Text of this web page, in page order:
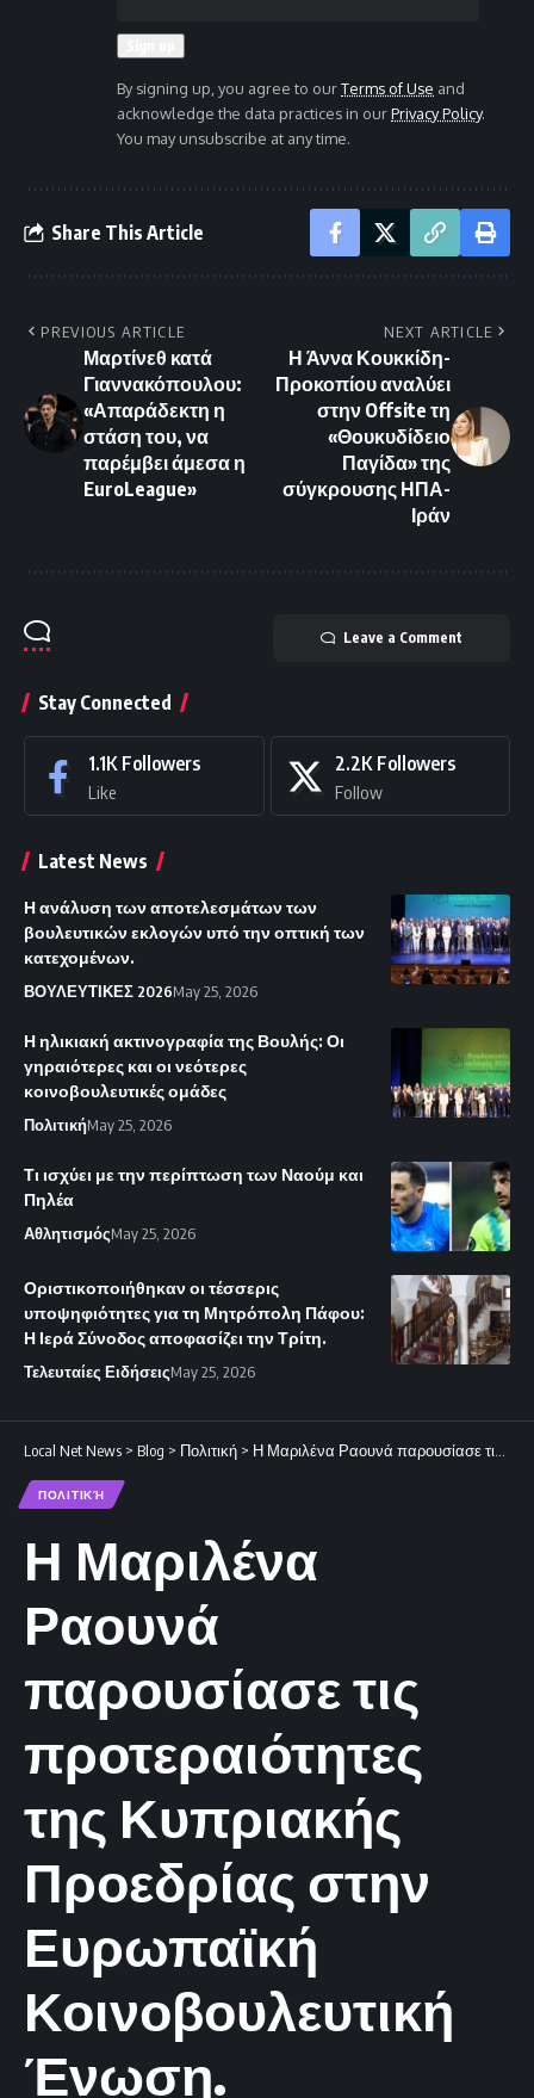
By signing up, you agree to ourTerms of Use and
acknowledge the data practices in ourPrivacy Policy.
You may unsubscribe at any time.
Share This Article
PREVIOUS ARTICLE
Μαρτίνεθ κατά
Γιαννακόπουλου:
«Απαράδεκτη η
στάση του, να
παρέμβει άμεσα η
EuroLeague»
NEXT ARTICLE
Η Άννα Κουκκίδη-
Προκοπίου αναλύει
στην Offsite τη
«Θουκυδίδειο
Παγίδα» της
σύγκρουσης ΗΠΑ-
Ιράν
Leave a Comment
Stay Connected
1.1K Followers
Like
2.2K Followers
Follow
Latest News
Η ανάλυση των αποτελεσμάτων των
βουλευτικών εκλογών υπό την οπτική των
κατεχομένων.
ΒΟΥΛΕΥΤΙΚΕΣ 2026May 25, 2026
Η ηλικιακή ακτινογραφία της Βουλής: Οι
γηραιότερες και οι νεότερες
κοινοβουλευτικές ομάδες
ΠολιτικήMay 25, 2026
Τι ισχύει με την περίπτωση των Ναούμ και
Πηλέα
ΑθλητισμόςMay 25, 2026
Οριστικοποιήθηκαν οι τέσσερις
υποψηφιότητες για τη Μητρόπολη Πάφου:
Η Ιερά Σύνοδος αποφασίζει την Τρίτη.
Τελευταίες ΕιδήσειςMay 25, 2026
Local Net News > Blog > Πολιτική > Η Μαριλένα Ραουνά παρουσίασε τις προτεραιότητες της Κυπριακής Προεδρίας στην Ευρωπαϊκή Κοινοβουλευτική Ένωση.
ΠΟΛΙΤΙΚΉ
Η Μαριλένα
Ραουνά
παρουσίασε τις
προτεραιότητες
της Κυπριακής
Προεδρίας στην
Ευρωπαϊκή
Κοινοβουλευτική
Ένωση.